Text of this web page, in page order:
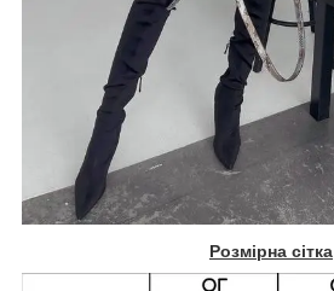
Розмірна сітка